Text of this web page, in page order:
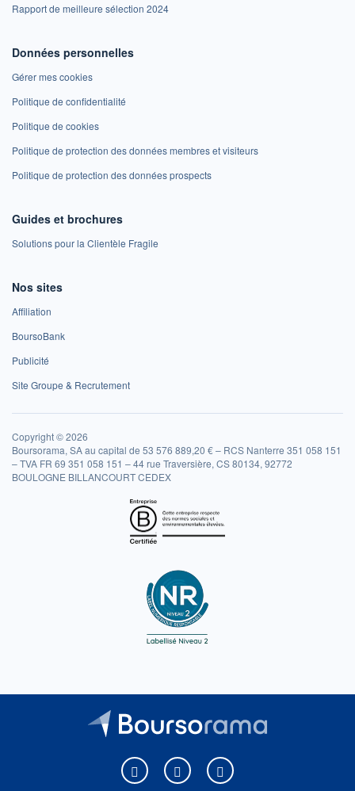
Rapport de meilleure sélection 2024
Données personnelles
Gérer mes cookies
Politique de confidentialité
Politique de cookies
Politique de protection des données membres et visiteurs
Politique de protection des données prospects
Guides et brochures
Solutions pour la Clientèle Fragile
Nos sites
Affiliation
BoursoBank
Publicité
Site Groupe & Recrutement
Copyright © 2026
Boursorama, SA au capital de 53 576 889,20 € – RCS Nanterre 351 058 151
– TVA FR 69 351 058 151 – 44 rue Traversière, CS 80134, 92772
BOULOGNE BILLANCOURT CEDEX
Boursorama sur Facebook
Boursorama sur XBoursorama sur